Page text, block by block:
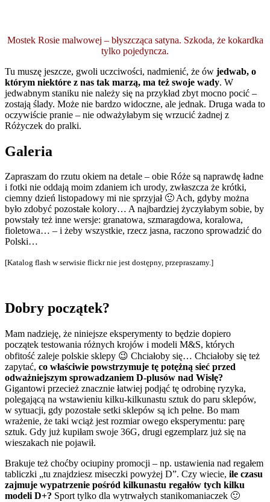
Mostek Rosie malwowej – błyszcząca satyna. Szkoda, że kokardka
tylko pojedyncza.
Tu muszę jeszcze, gwoli uczciwości, nadmienić, że ów jedwab, o
którym niektóre z nas tak marzą, ma też swoje wady. W
jedwabnym staniku nie należy się na przykład zbyt mocno pocić –
zostają ślady. Może nie bardzo widoczne, ale jednak. Druga wada to
oczywiście pranie – nie odważyłabym się wrzucić żadnej z
Różyczek do pralki.
Galeria
Zapraszam do rzutu okiem na detale – obie Róże są naprawdę ładne
i fotki nie oddają moim zdaniem ich urody, zwłaszcza że krótki,
ciemny dzień listopadowy mi nie sprzyjał 🙂 Ach, gdyby można
było zdobyć pozostałe kolory… A najbardziej życzyłabym sobie, by
powstały też inne wersje: granatowa, szmaragdowa, koralowa,
fioletowa… – i żeby wszystkie, rzecz jasna, raczono sprowadzić do
Polski…
[Katalog flash w serwisie flickr nie jest dostępny, przepraszamy.]
Dobry początek?
Mam nadzieję, że niniejsze eksperymenty to będzie dopiero
początek testowania różnych krojów i modeli M&S, których
obfitość zaleje polskie sklepy 😉 Chciałoby się… Chciałoby się też
zapytać, co właściwie powstrzymuje tę potężną sieć przed
odważniejszym sprowadzaniem D-plusów nad Wisłę?
Gigantowi przecież znacznie łatwiej podjąć tę odrobinę ryzyka,
polegającą na wstawieniu kilku-kilkunastu sztuk do paru sklepów,
w sytuacji, gdy pozostałe setki sklepów są ich pełne. Bo mam
wrażenie, że taki wciąż jest rozmiar owego eksperymentu: parę
sztuk. Gdy już kupiłam swoje 36G, drugi egzemplarz już się na
wieszakach nie pojawił.
Brakuje też choćby ociupiny promocji – np. ustawienia nad regałem
tabliczki „tu znajdziesz miseczki powyżej D”. Czy wiecie, ile czasu
zajmuje wypatrzenie pośród kilkunastu regałów tych kilku
modeli D+? Sport tylko dla wytrwałych stanikomaniaczek 🙂